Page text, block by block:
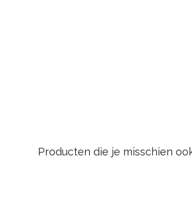
Producten die je misschien